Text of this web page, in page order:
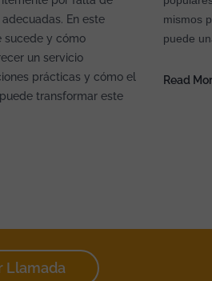
En este
sucede y cómo
un servicio
prácticas y cómo el
transformar este
mismos
puede
Read
Llamada